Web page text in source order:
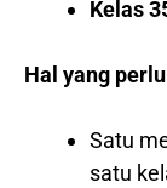
Kelas
Hal yang
Satu
satu